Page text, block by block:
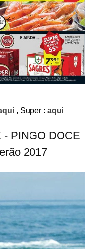
, Super : aqui
- PINGO DOCE
2017